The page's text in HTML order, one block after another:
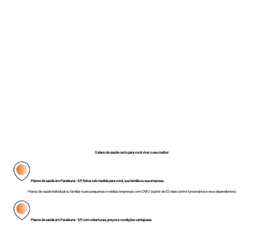
O plano de saúde certo para você viver o seu melhor.
Planos de saúde em Paraibuna - SP, feitos sob medida para você, sua família ou sua empresa.
Planos de saúde individual ou familiar e para pequenas e médias empresas com CNPJ à partir de 02 vidas (entre funcionários e seus dependentes).
Planos de saúde em Paraibuna - SP, com coberturas, preços e condições vantajosas.